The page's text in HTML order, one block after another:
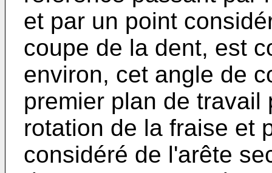
et par un point
coupe de la dent, est
environ, cet angle de
premier plan de
rotation de la fraise et
considéré de l'arête